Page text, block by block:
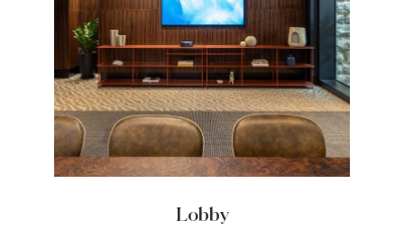
master Wola
master Plaka
Salzburg
master Mirabell
Lobby